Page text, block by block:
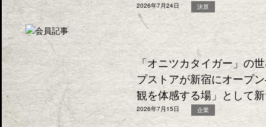
2026年7月24日 決算
「オニツカタイガー」の
プストアが新宿にオープ
観を体感する場」として
2026年7月15日 企業